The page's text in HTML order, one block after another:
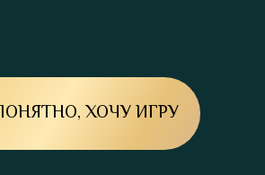
ХОЧУ ИГРУ